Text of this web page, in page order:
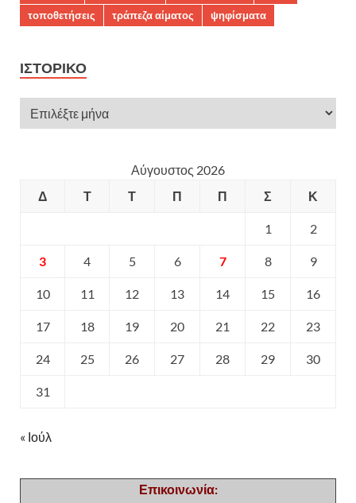
τοποθετήσεις
τράπεζα αίματος ψηφίσματα
ΙΣΤΟΡΙΚΌ
Αύγουστος 2026
Δ
Τ Τ Π Π Σ Κ
1 2
3 4 5 6 7 8 9
10 11 12 13 14 15 16
17 18 19 20 21 22 23
24 25 26 27 28 29 30
31
« Ιούλ
Επικοινωνία: